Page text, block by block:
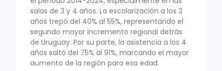
salas de 3 y 4 años. La escolarización a los 3
años trepó del 40% al 55%, representando el
segundo mayor incremento regional detrás
de Uruguay. Por su parte, la asistencia a los 4
años saltó del 75% al 91%, marcando el mayor
aumento de la región para esa edad.